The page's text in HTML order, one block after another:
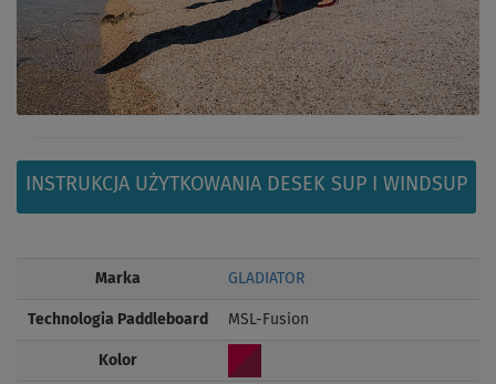
INSTRUKCJA UŻYTKOWANIA DESEK SUP I WINDSUP
Marka GLADIATOR
Technologia Paddleboard MSL-Fusion
Kolor